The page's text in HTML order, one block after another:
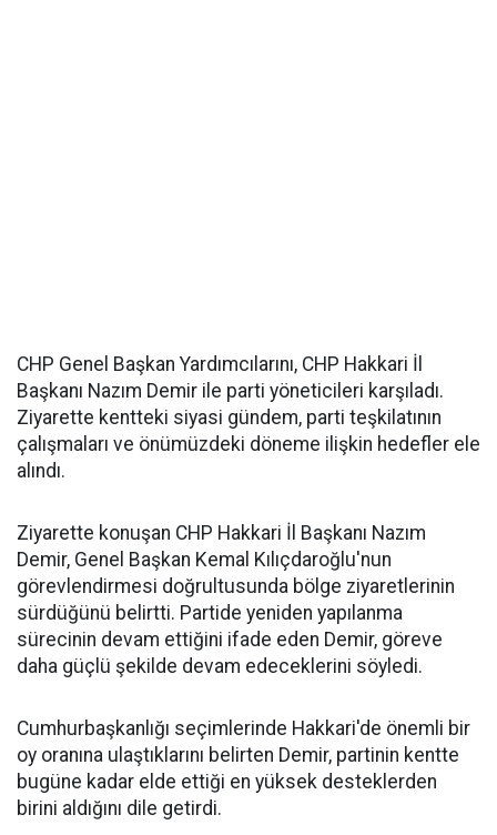
CHP Genel Başkan Yardımcılarını, CHP Hakkari İl
Başkanı Nazım Demir ile parti yöneticileri karşıladı.
Ziyarette kentteki siyasi gündem, parti teşkilatının
çalışmaları ve önümüzdeki döneme ilişkin hedefler ele
alındı.
Ziyarette konuşan CHP Hakkari İl Başkanı Nazım
Demir, Genel Başkan Kemal Kılıçdaroğlu'nun
görevlendirmesi doğrultusunda bölge ziyaretlerinin
sürdüğünü belirtti. Partide yeniden yapılanma
sürecinin devam ettiğini ifade eden Demir, göreve
daha güçlü şekilde devam edeceklerini söyledi.
Cumhurbaşkanlığı seçimlerinde Hakkari'de önemli bir
oy oranına ulaştıklarını belirten Demir, partinin kentte
bugüne kadar elde ettiği en yüksek desteklerden
birini aldığını dile getirdi.